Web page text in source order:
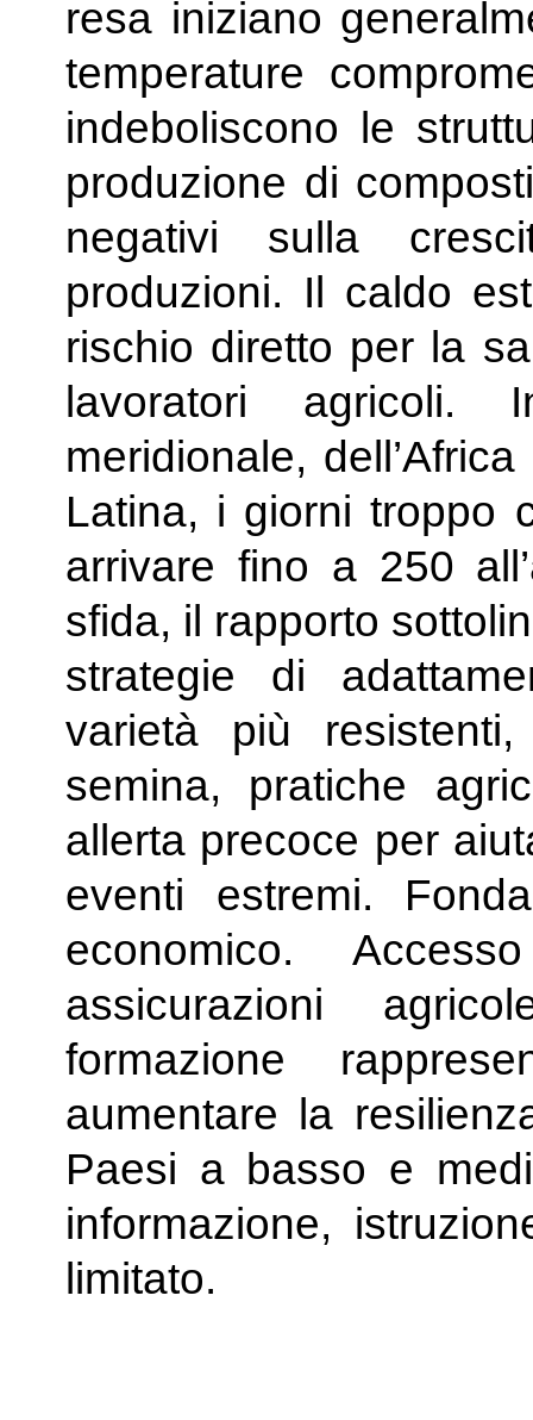
resa iniziano
temperature
indeboliscono le
produzione di
negativi sulla
produzioni. Il caldo
rischio diretto per la
lavoratori agricoli.
meridionale,
Latina, i giorni troppo
arrivare fino a 250
sfida, il rapporto
strategie di
varietà più
semina, pratiche
allerta precoce per
eventi estremi.
economico.
assicurazioni
formazione
aumentare la
Paesi a basso e
informazione,
limitato.